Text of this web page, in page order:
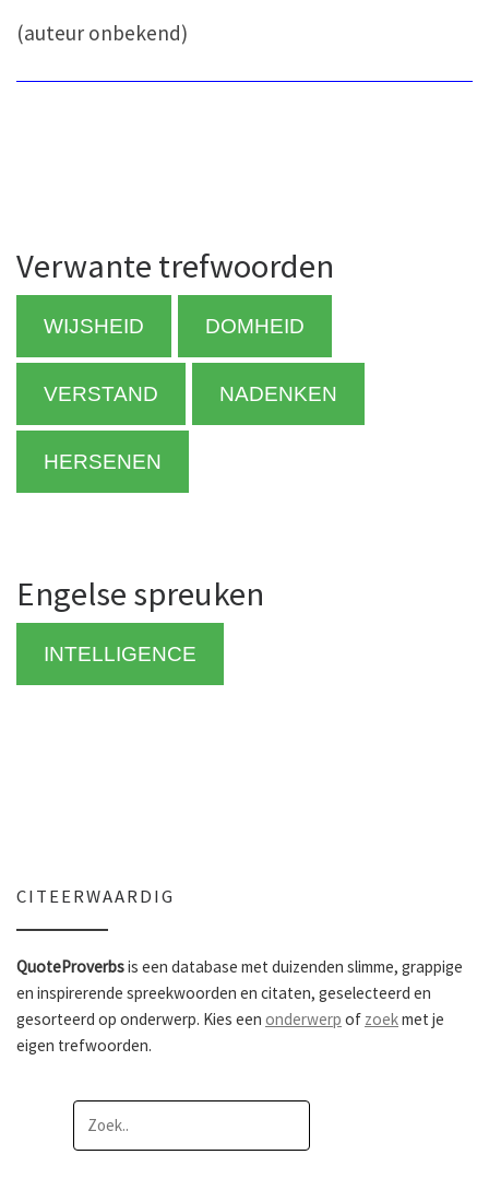
(auteur onbekend)
Verwante trefwoorden
WIJSHEID DOMHEID
VERSTAND NADENKEN
HERSENEN
Engelse spreuken
INTELLIGENCE
CITEERWAARDIG
QuoteProverbsis een database met duizenden slimme, grappige
en inspirerende spreekwoorden en citaten, geselecteerd en
gesorteerd op onderwerp. Kies een onderwerp of zoekmet je
eigen trefwoorden.